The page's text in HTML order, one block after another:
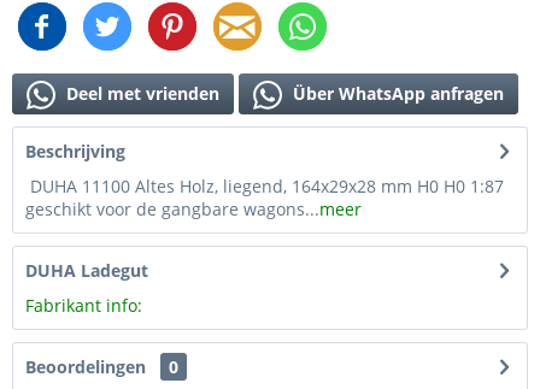
Deel met vrienden Über WhatsApp anfragen
Beschrijving
DUHA 11100 Altes Holz, liegend, 164x29x28 mm H0 H0 1:87
geschikt voor de gangbare wagons...meer
DUHA Ladegut
Fabrikant info:
Beoordelingen
0